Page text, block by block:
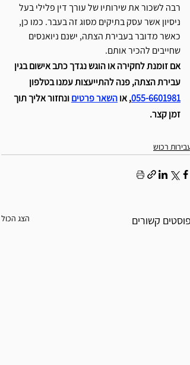
רבה לשכור את שירותיו של עורך דין פלילי בעל
ניסיון אשר עסק בתיקים מסוג זה בעבר. כמו כן,
כאשר מדובר בעבירת הצתה, ישנם ניואנסים
שחייבים להכיר אותם.
אם זומנת לחקירה או הוגש נגדך כתב אישום בגין
עבירת הצתה, פנה להתייעצות עמנו בטלפון
055-6601981, או השאר פרטים ונחזור אליך תוך
זמן קצר.
עבירות רכוש
פוסטים קשורים הצג הכול